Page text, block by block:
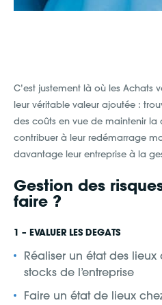
C’est justement là où les Achats
leur véritable valeur ajoutée :
des coûts en vue de maintenir la
contribuer à leur redémarrage
davantage leur entreprise à la
Gestion des
faire ?
1 – EVALUER LES DEGATS
Réaliser un état des
stocks de l’entreprise
Faire un état de lieux